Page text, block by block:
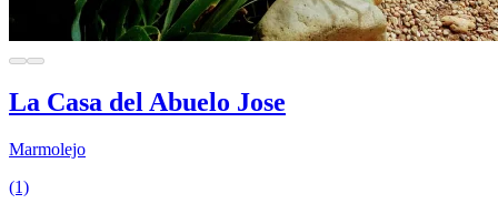
La Casa del Abuelo Jose
Marmolejo
(1)